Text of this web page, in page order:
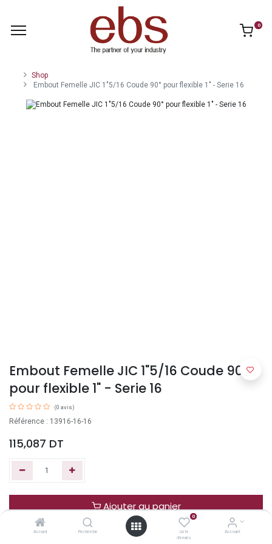
Accueil Recherche
0
Liste
d'envies
Account
0
Shop
Embout Femelle JIC 1"5/16 Coude 90° pour flexible 1" - Serie 16
Embout Femelle JIC 1"5/16 Coude 90°
pour flexible 1" - Serie 16
(0 avis)
Référence : 13916-16-16
115,087 DT
Ajouter au panier
Acheter maintenant